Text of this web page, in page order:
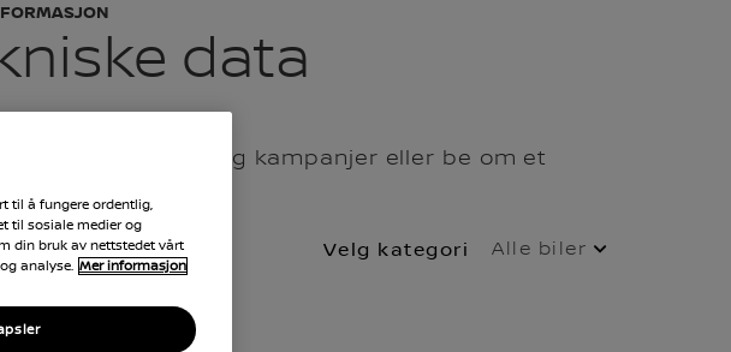
data
om lokale priser og kampanjer eller be om et
Velg kategori Alle biler
til å fungere ordentlig,
til sosiale medier og
din bruk av nettstedet vårt
analyse. Mer informasjon